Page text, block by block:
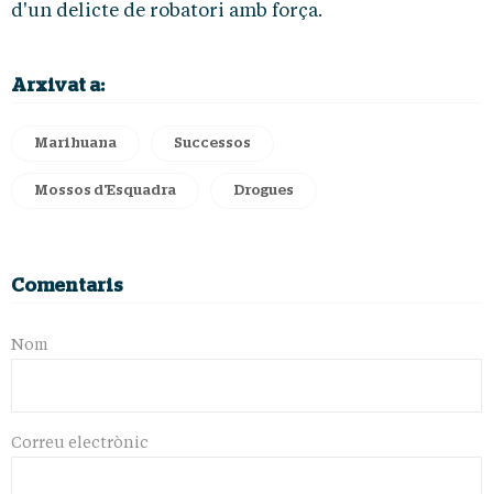
d'un delicte de robatori amb força.
Arxivat a:
Marihuana Successos
Mossos d'Esquadra Drogues
Comentaris
Nom
Correu electrònic